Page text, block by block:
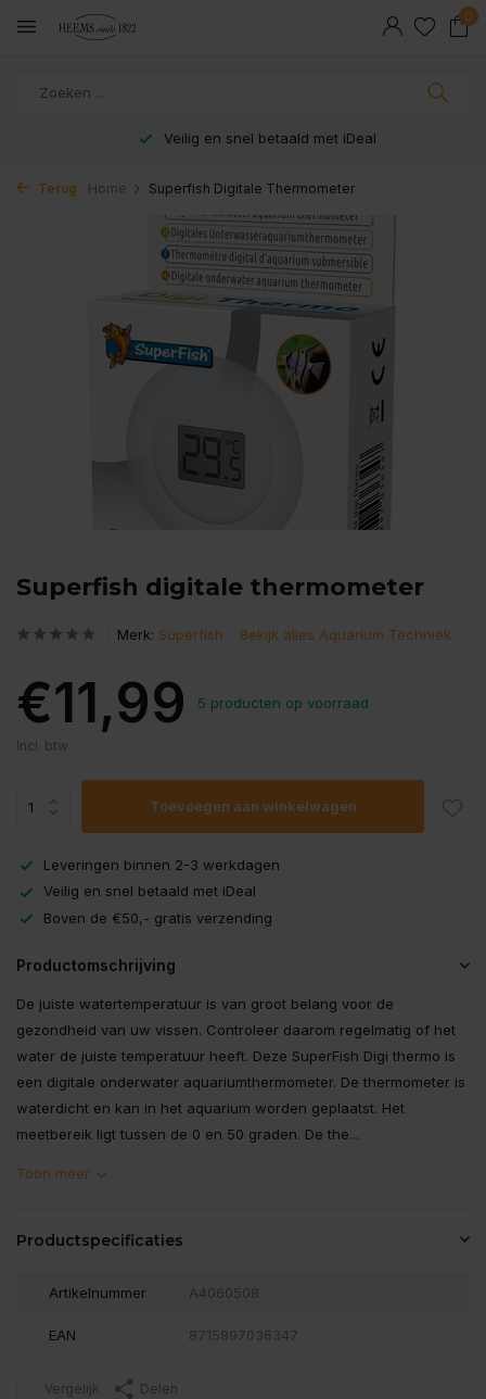
0
Veilig en snel betaald met iDeal
Terug Home Superfish Digitale Thermometer
Superfish digitale thermometer
Merk: Superfish Bekijk alles Aquarium Techniek
€11,99 5 producten op voorraad
Incl. btw
Toevoegen aan winkelwagen
Leveringen binnen 2-3 werkdagen
Veilig en snel betaald met iDeal
Boven de €50,- gratis verzending
Productomschrijving
De juiste watertemperatuur is van groot belang voor de
gezondheid van uw vissen. Controleer daarom regelmatig of het
water de juiste temperatuur heeft. Deze SuperFish Digi thermo is
een digitale onderwater aquariumthermometer. De thermometer is
waterdicht en kan in het aquarium worden geplaatst. Het
meetbereik ligt tussen de 0 en 50 graden. De the...
Toon meer
Productspecificaties
Artikelnummer A4060508
EAN 8715897036347
Vergelijk Delen